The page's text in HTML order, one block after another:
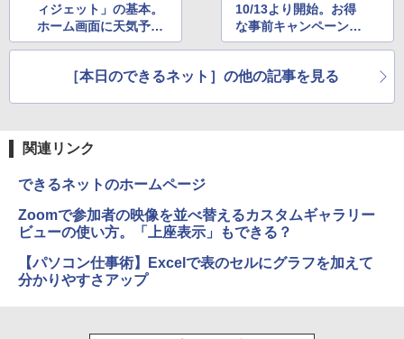
ィジェット」の基本。
ホーム画面に天気予報
やカレンダーの予定を
10/13より開始。お得
な事前キャンペーンも
チェック ほか
［本日のできるネット］の他の記事を見る
関連リンク
できるネットのホームページ
Zoomで参加者の映像を並べ替えるカスタムギャラリー
ビューの使い方。「上座表示」もできる？
【パソコン仕事術】Excelで表のセルにグラフを加えて
分かりやすさアップ